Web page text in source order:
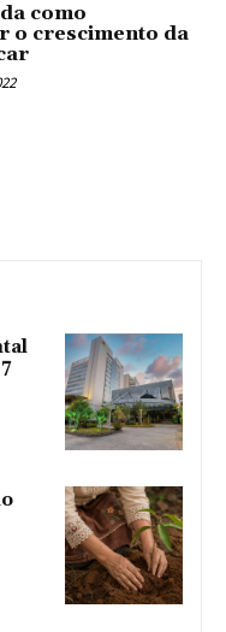
como
o crescimento da